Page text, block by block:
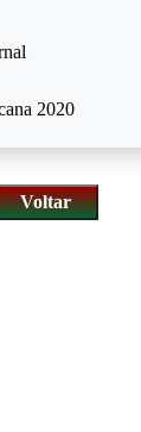
2020